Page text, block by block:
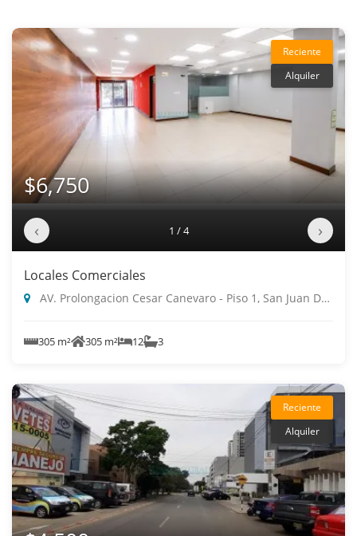
Reciente
Alquiler
$6,750
‹ 1 / 4 ›
Locales Comerciales
AV. Prolongacion Cesar Canevaro - Piso 1, San Juan De Miraflores
305 m² 305 m² 12 3
Reciente
Alquiler